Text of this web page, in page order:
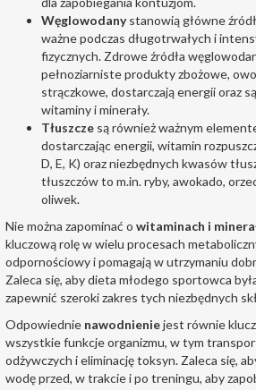
Węglowodanystanowią główne
ważne podczas długotrwałych i
fizycznych. Zdrowe źródła
pełnoziarniste produkty zbożowe,
strączkowe, dostarczają energii oraz
witaminy i minerały.
Tłuszcze są również ważnym
dostarczając energii, witamin
D, E, K) oraz niezbędnych kwasów
tłuszczów to m.in. ryby, awokado,
oliwek.
Nie można zapominać o witaminach i
kluczową rolę w wielu procesach
odpornościowy i pomagają w utrzymaniu
Zaleca się, aby dieta młodego sportowca
zapewnić szeroki zakres tych niezbędnych
Odpowiednie nawodnieniejest równie
wszystkie funkcje organizmu, w tym
odżywczych i eliminację toksyn. Zaleca się,
wodę przed, w trakcie i po treningu, aby